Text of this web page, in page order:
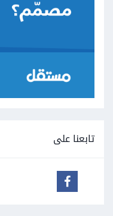
تابعنا على